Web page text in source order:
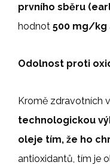
prvního sběru
hodnot 500 mg/kg
Odolnost proti
Kromě zdravotních
technologickou
oleje tím, že ho
antioxidantů, tím je